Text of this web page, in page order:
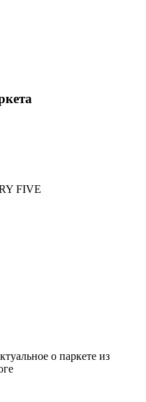
FIVE
о паркете из